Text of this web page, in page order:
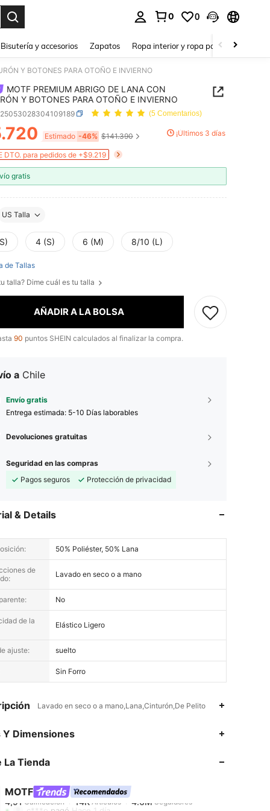
0 0
Bisutería y accesorios Zapatos Ropa interior y ropa para dormir
Y BOTONES PARA OTOÑO E INVIERNO
MOTF PREMIUM ABRIGO DE LANA CON
Y BOTONES PARA OTOÑO E INVIERNO
(5 Comentarios)
AND AVAILABILITY
Estimado -46% $141.390 ¡Últimos 3 días
DTO. para pedidos de +$9.219
gratis
US Talla
4 (S) 6 (M) 8/10 (L)
de Tallas
talla? Dime cuál es tu talla
AÑADIR A LA BOLSA
90 puntos SHEIN calculados al finalizar la compra.
a Chile
Envío gratis
Entrega estimada: 5-10 Días laborables
Devoluciones gratuitas
Seguridad en las compras
Pagos seguros
Protección de privacidad
& Details
50% Poliéster, 50% Lana
de
Lavado en seco o a mano
No
de la
Elástico Ligero
ajuste: suelto
Sin Forro
Lavado en seco o a mano,Lana,Cinturón,De Pelito
Y Dimensiones
La Tienda
MOTF
4,91
4,91 14K
c***opagó Hace 1 día